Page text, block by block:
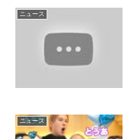
ニュース
ニュース